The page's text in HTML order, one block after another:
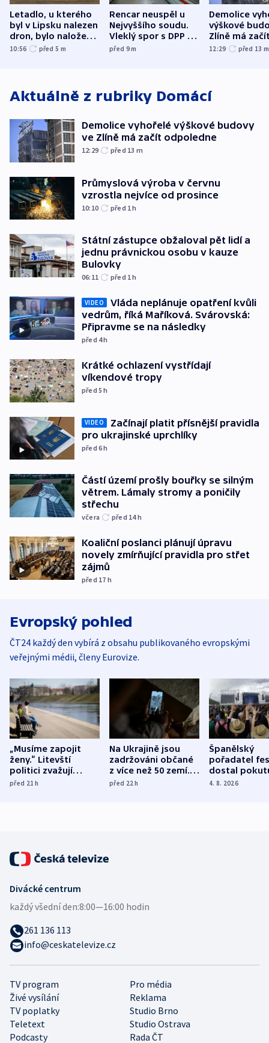
Letadlo, u kterého
byl v Lipsku nalezen
dron, bylo naložené
municí, píší média
10:56 před 5 m
Rencar neuspěl u
Nejvyššího soudu.
Vleklý spor s DPP o
reklamní plochu
před 9m
Demolice
výškové
Zlíně má
odpoledne
12:29 před 13 m
Aktuálně z rubriky Domácí
Demolice vyhořelé výškové budovy
ve Zlíně má začít odpoledne
12:29 před 13 m
Průmyslová výroba v červnu
vzrostla nejvíce od prosince
10:10 před 1h
Státní zástupce obžaloval pět lidí a
jednu právnickou osobu v kauze
Bulovky
06:11 před 1h
VIDEO
Vláda neplánuje opatření kvůli
vedrům, říká Maříková. Svárovská:
Připravme se na následky
před 4h
Krátké ochlazení vystřídají
víkendové tropy
před 5h
VIDEO
Začínají platit přísnější pravidla
pro ukrajinské uprchlíky
před 6h
Částí území prošly bouřky se silným
větrem. Lámaly stromy a poničily
střechu
včera před 14h
Koaliční poslanci plánují úpravu
novely zmírňující pravidla pro střet
zájmů
před 17 h
Evropský pohled
ČT24 každý den vybírá z obsahu publikovaného evropskými
veřejnými médii, členy Eurovize.
„Musíme zapojit
ženy.“ Litevští
politici zvažují
dohodu o
před 21h
Na Ukrajině jsou
zadržováni občané
z více než 50 zemí.
Bojovali na straně
před 22h
Španělský
pořadatel
dostal
nekalé
4. 8. 2026
TV program
Pro média
Živé vysílání
Reklama
TV poplatky
Studio Brno
Teletext
Studio Ostrava
Podcasty
Rada ČT
Divácké centrum
každý všední den:8:00—16:00 hodin
261 136 113
info@ceskatelevize.cz